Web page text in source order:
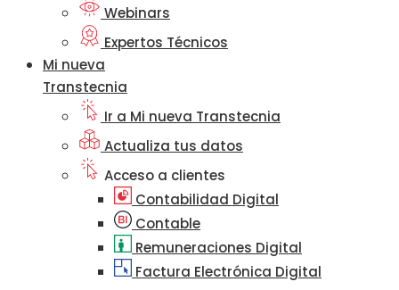
Webinars
Expertos Técnicos
Mi nueva
Transtecnia
Ir a Mi nueva Transtecnia
Actualiza tus datos
Acceso a clientes
Contabilidad Digital
Contable
Remuneraciones Digital
Factura Electrónica Digital